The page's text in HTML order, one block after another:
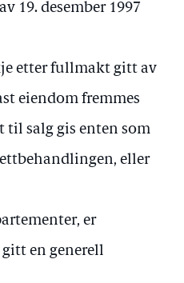
19. desember 1997
etter fullmakt gitt av
eiendom fremmes
til salg gis enten som
eller
er
en generell